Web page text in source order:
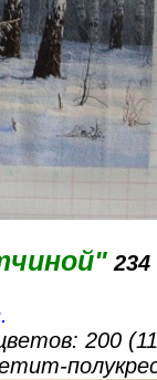
200